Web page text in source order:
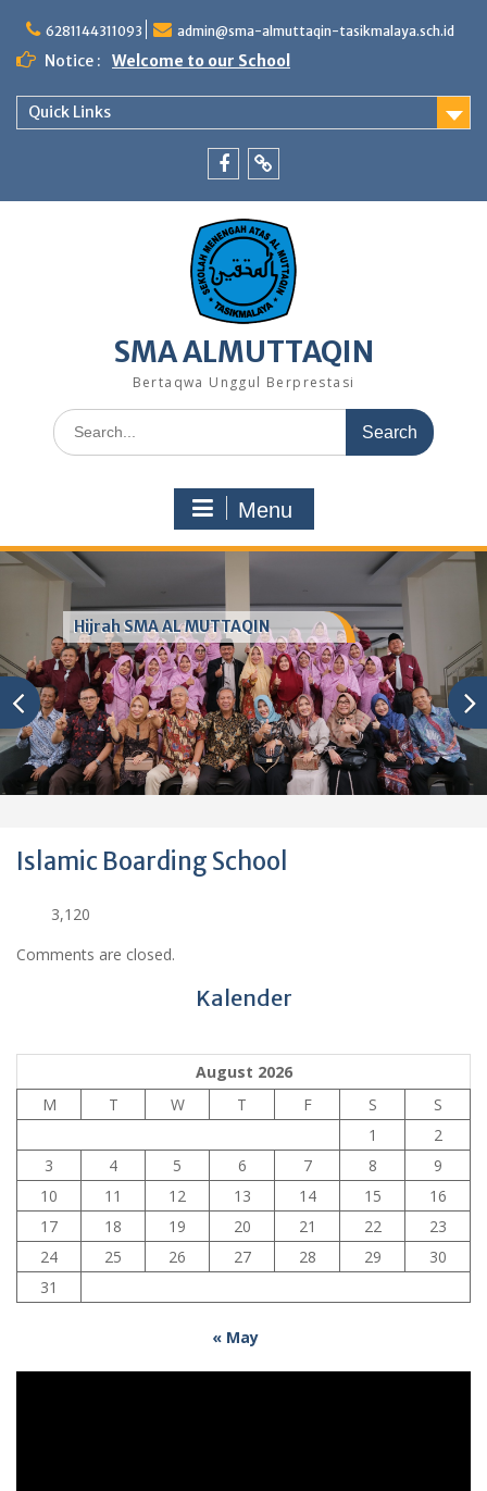
content
6281144311093 admin@sma-almuttaqin-tasikmalaya.sch.id
Notice : Welcome to our School
Quick Links
SMA ALMUTTAQIN
Bertaqwa Unggul Berprestasi
Search
for:
Menu
Hijrah SMA AL MUTTAQIN
Islamic Boarding School
3,120
Comments are closed.
Kalender
August 2026
M
T W T F S
S
1
2
3
4 5 6 7 8
9
10
11 12 13 14 15
16
17
18 19 20 21 22
23
24
25 26 27 28 29
30
31
« May